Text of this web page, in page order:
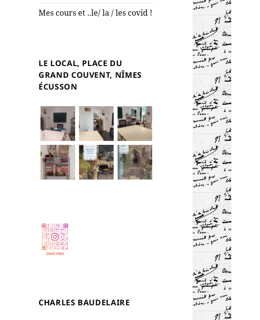
Mes cours et ..le/ la / les covid !
LE LOCAL, PLACE DU
GRAND COUVENT, NÎMES
ÉCUSSON
CHARLES BAUDELAIRE